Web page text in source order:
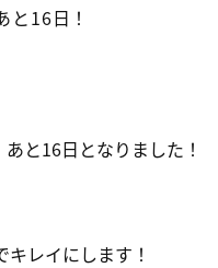
と16日！
と16日となりました！
レイにします！